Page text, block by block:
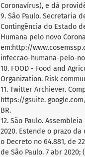
Coronavírus), e dá
9. São Paulo. Secretaria
Contingência do Estado
Humana pelo novo
em:http://
infeccao-humana-pelo-
10. FOOD - Food and
Organization. Risk
11. Twitter Archiever.
https://gsuite.
BR.
12. São Paulo.
2020. Estende o prazo
o Decreto no 64.881, de
de São Paulo. 7 abr 2020;